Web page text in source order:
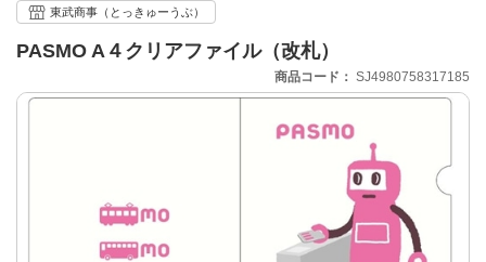
PASMO A４クリアファイル（改札）
東武商事（とっきゅーうぶ）
商品コード SJ4980758317185